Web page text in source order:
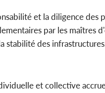
et la diligence
par les
stabilité des
et collective